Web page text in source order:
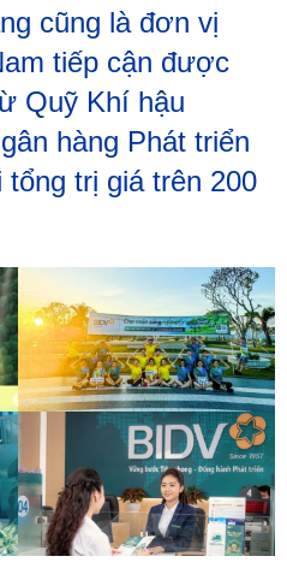
cũng là đơn vị
tiếp cận được
Quỹ Khí hậu
hàng Phát triển
trị giá trên 200